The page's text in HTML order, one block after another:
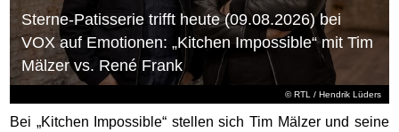
©RTL / Hendrik Lüders
Sterne-Patisserie trifft heute (09.08.2026) bei
VOX auf Emotionen: „Kitchen Impossible“ mit Tim
Mälzer vs. René Frank
Bei „Kitchen Impossible“ stellen sich Tim Mälzer und seine